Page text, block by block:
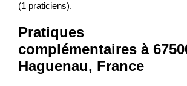
(1 praticiens).
Pratiques
complémentaires à
Haguenau, France